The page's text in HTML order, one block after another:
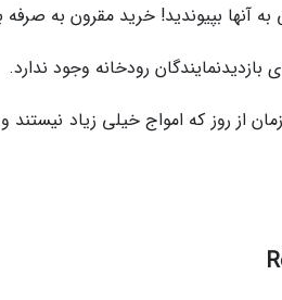
آنها بپیوندید! خرید مقرون به صرفه
رودخانه وجود ندارد.
از روز که امواج خیلی زیاد